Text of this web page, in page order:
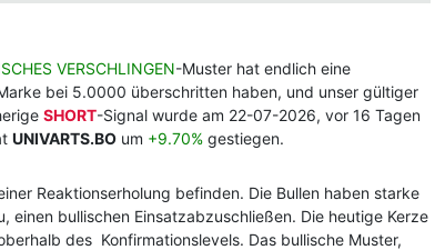
VERSCHLINGEN-Muster hat endlich eine
bei 5.0000 überschritten haben, und unser gültiger
SHORT-Signal wurde am 22-07-2026, vor 16 Tagen
UNIVARTS.BO um +9.70% gestiegen.
Reaktionserholung befinden. Die Bullen haben starke
einen bullischen Einsatzabzuschließen. Die heutige Kerze
des Konfirmationslevels. Das bullische Muster,